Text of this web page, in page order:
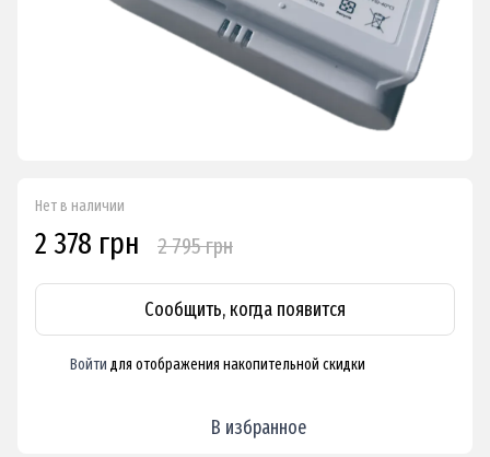
Нет в наличии
2 378 грн 2 795 грн
Сообщить, когда появится
Войти для отображения накопительной скидки
В избранное